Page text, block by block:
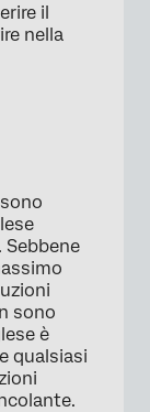
×
il
nella
sono
è
qualsiasi